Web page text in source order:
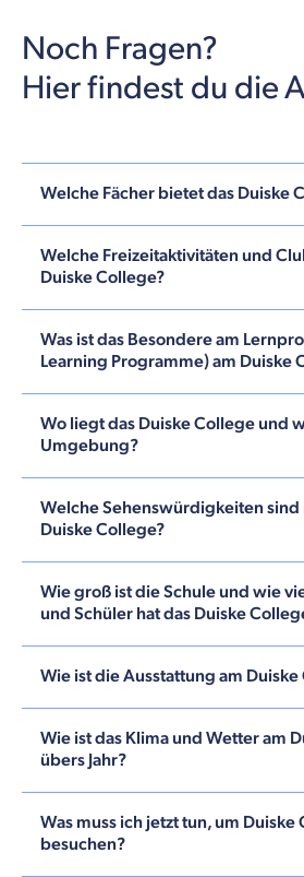
Noch Fragen?
Hier findest du die
Welche Fächer bietet das Duiske
Welche Freizeitaktivitäten und
Duiske College?
Was ist das Besondere am
Learning Programme) am Duiske
Wo liegt das Duiske College und
Umgebung?
Welche Sehenswürdigkeiten sind
Duiske College?
Wie groß ist die Schule und wie
und Schüler hat das Duiske
Wie ist die Ausstattung am Duiske
Wie ist das Klima und Wetter am
übers Jahr?
Was muss ich jetzt tun, um Duiske
besuchen?